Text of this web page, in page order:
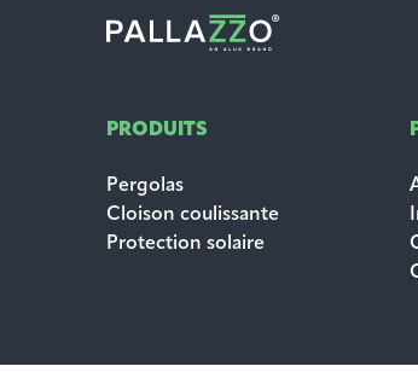
PRODUITS
Pergolas
Cloison coulissante
Protection solaire